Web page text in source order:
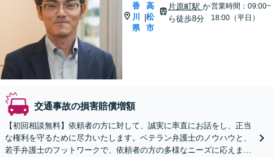
香
川
県
|
高
松
市
片原町駅 か
ら徒歩8分
営業時間：09:00~
18:00（平日）
交通事故の損害賠償増額
【初回相談無料】依頼者の方に対して、誠実に率直にお話をし、正当
な権利を守るために尽力いたします。ベテラン弁護士のノウハウと、
若手弁護士のフットワークで、依頼者の方の多様なニーズに応えま